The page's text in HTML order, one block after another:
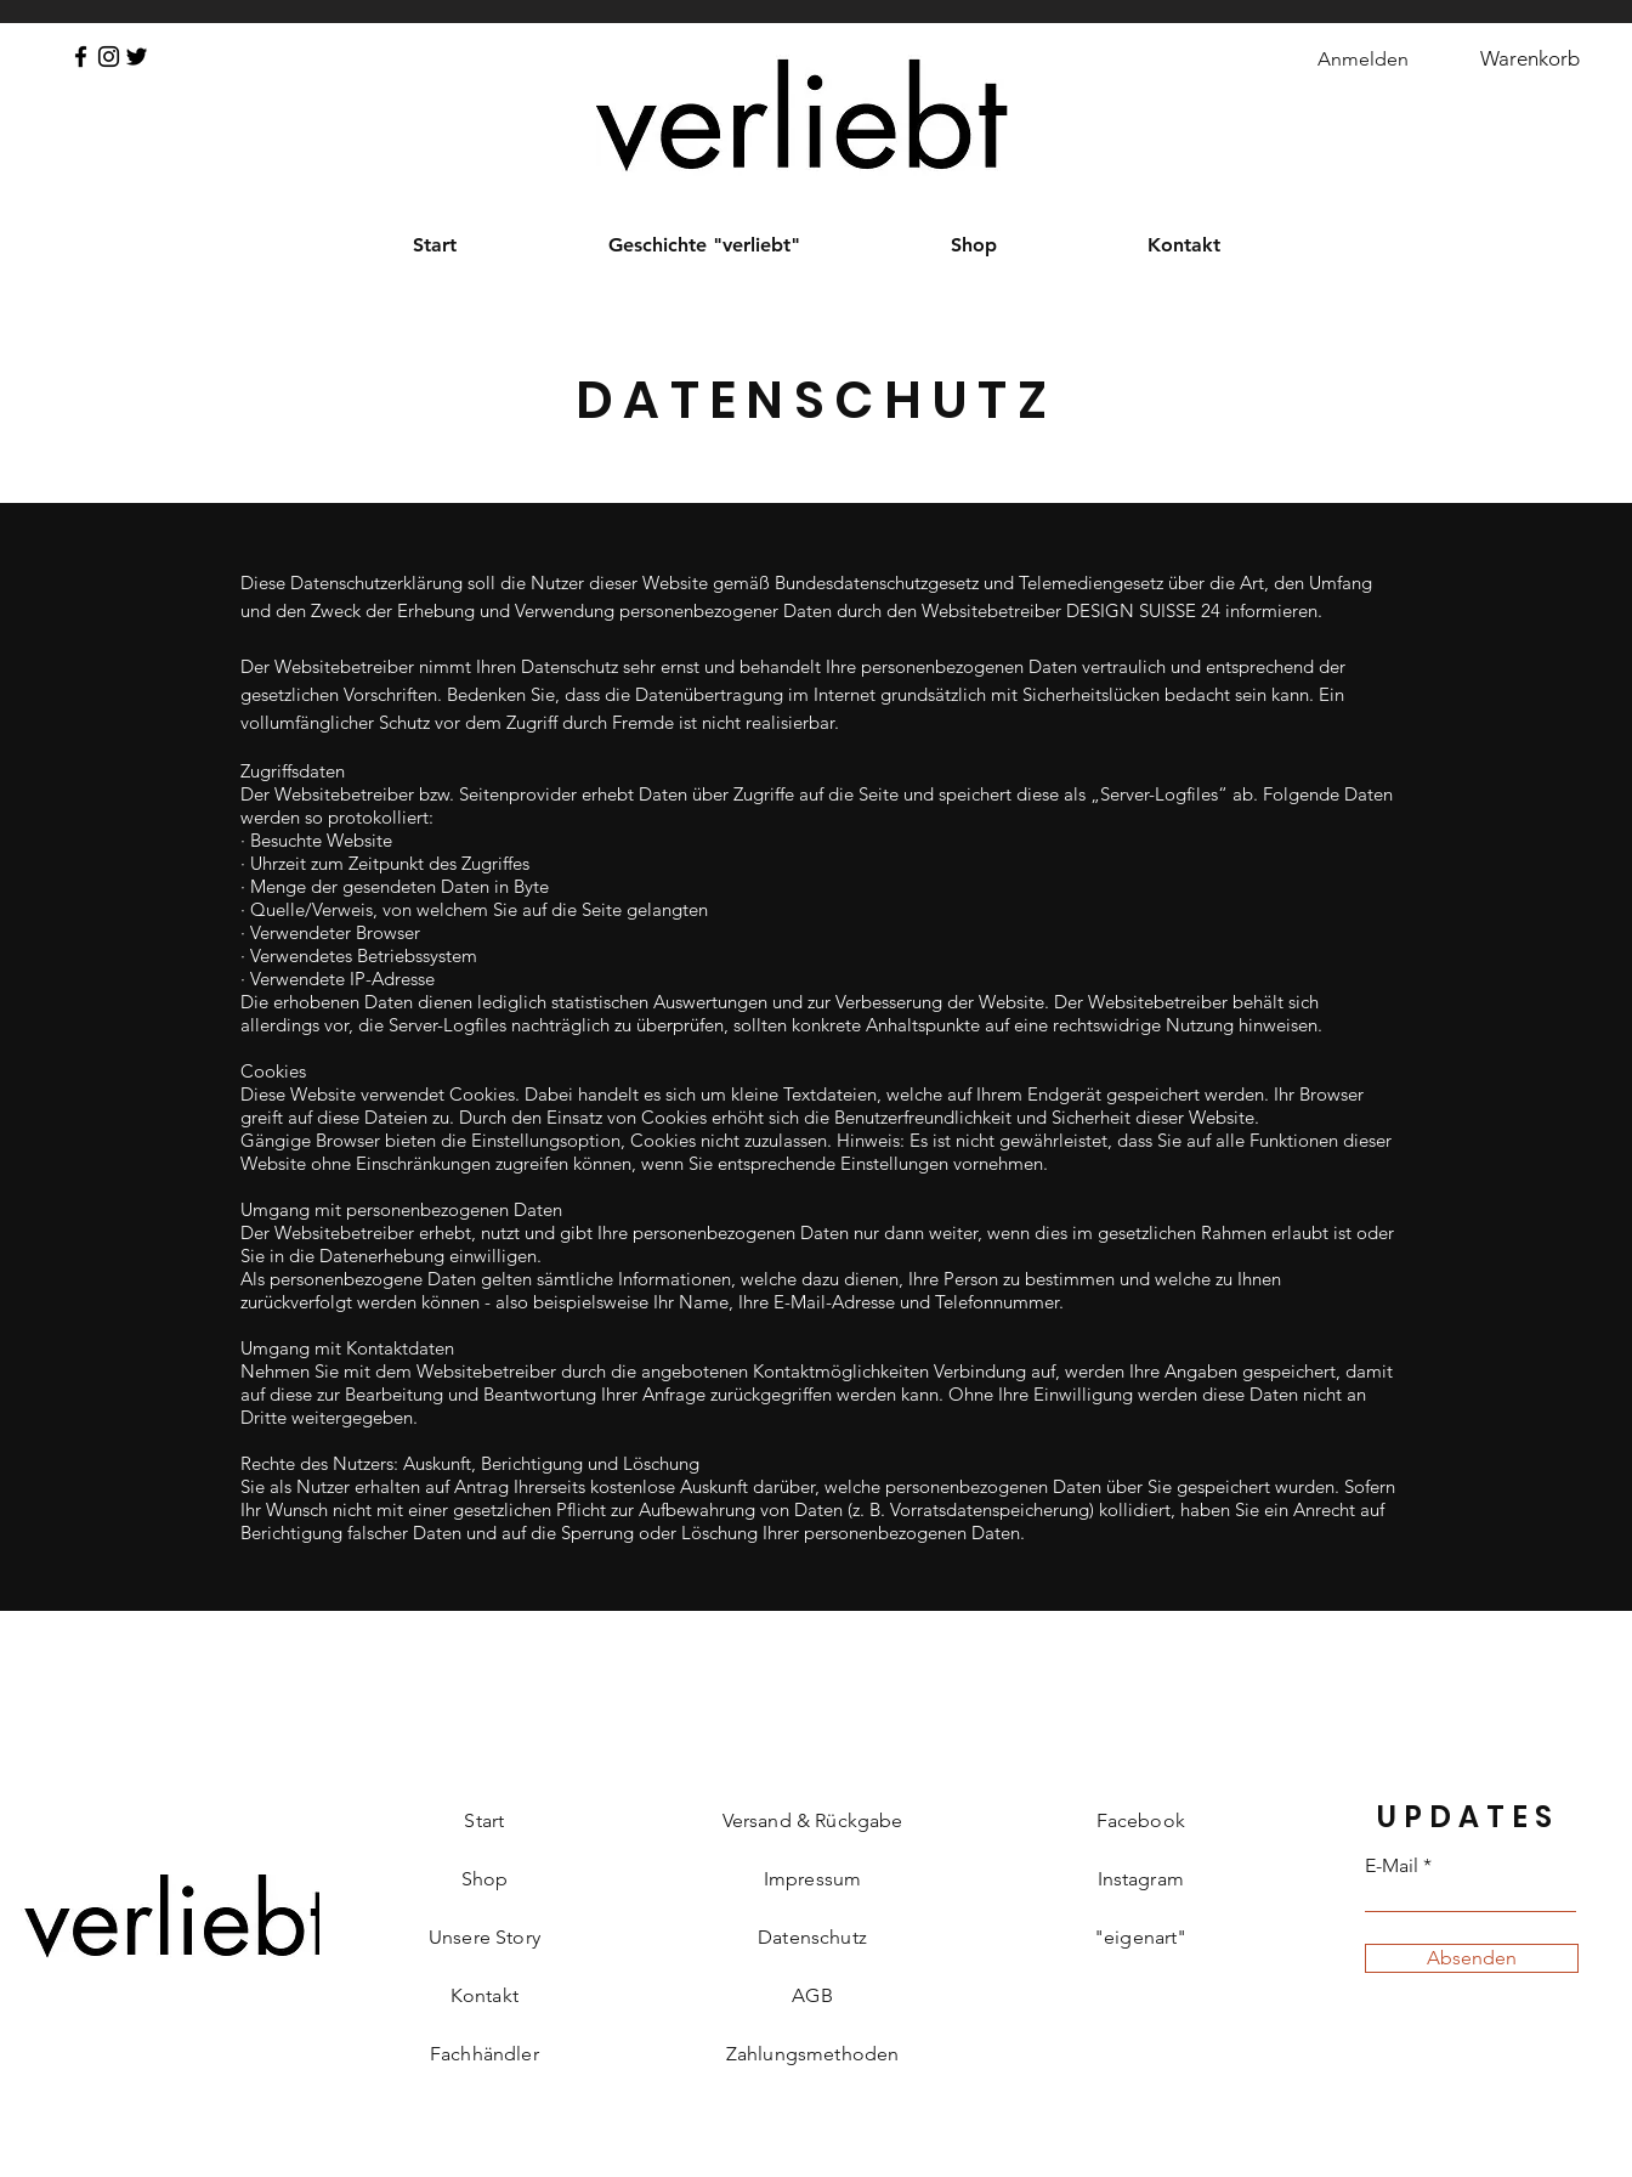
Warenkorb
Anmelden
Start Geschichte "verliebt" Shop Kontakt
DATENSCHUTZ
Diese Datenschutzerklärung soll die Nutzer dieser Website gemäß Bundesdatenschutzgesetz und Telemediengesetz über die Art, den Umfang
und den Zweck der Erhebung und Verwendung personenbezogener Daten durch den Websitebetreiber DESIGN SUISSE 24 informieren.
Der Websitebetreiber nimmt Ihren Datenschutz sehr ernst und behandelt Ihre personenbezogenen Daten vertraulich und entsprechend der
gesetzlichen Vorschriften. Bedenken Sie, dass die Datenübertragung im Internet grundsätzlich mit Sicherheitslücken bedacht sein kann. Ein
vollumfänglicher Schutz vor dem Zugriff durch Fremde ist nicht realisierbar.
Zugriffsdaten
Der Websitebetreiber bzw. Seitenprovider erhebt Daten über Zugriffe auf die Seite und speichert diese als „Server-Logfiles“ ab. Folgende Daten
werden so protokolliert:
· Besuchte Website
· Uhrzeit zum Zeitpunkt des Zugriffes
· Menge der gesendeten Daten in Byte
· Quelle/Verweis, von welchem Sie auf die Seite gelangten
· Verwendeter Browser
· Verwendetes Betriebssystem
· Verwendete IP-Adresse
Die erhobenen Daten dienen lediglich statistischen Auswertungen und zur Verbesserung der Website. Der Websitebetreiber behält sich
allerdings vor, die Server-Logfiles nachträglich zu überprüfen, sollten konkrete Anhaltspunkte auf eine rechtswidrige Nutzung hinweisen.
Cookies
Diese Website verwendet Cookies. Dabei handelt es sich um kleine Textdateien, welche auf Ihrem Endgerät gespeichert werden. Ihr Browser
greift auf diese Dateien zu. Durch den Einsatz von Cookies erhöht sich die Benutzerfreundlichkeit und Sicherheit dieser Website.
Gängige Browser bieten die Einstellungsoption, Cookies nicht zuzulassen. Hinweis: Es ist nicht gewährleistet, dass Sie auf alle Funktionen dieser
Website ohne Einschränkungen zugreifen können, wenn Sie entsprechende Einstellungen vornehmen.
Umgang mit personenbezogenen Daten
Der Websitebetreiber erhebt, nutzt und gibt Ihre personenbezogenen Daten nur dann weiter, wenn dies im gesetzlichen Rahmen erlaubt ist oder
Sie in die Datenerhebung einwilligen.
Als personenbezogene Daten gelten sämtliche Informationen, welche dazu dienen, Ihre Person zu bestimmen und welche zu Ihnen
zurückverfolgt werden können - also beispielsweise Ihr Name, Ihre E-Mail-Adresse und Telefonnummer.
Umgang mit Kontaktdaten
Nehmen Sie mit dem Websitebetreiber durch die angebotenen Kontaktmöglichkeiten Verbindung auf, werden Ihre Angaben gespeichert, damit
auf diese zur Bearbeitung und Beantwortung Ihrer Anfrage zurückgegriffen werden kann. Ohne Ihre Einwilligung werden diese Daten nicht an
Dritte weitergegeben.
Rechte des Nutzers: Auskunft, Berichtigung und Löschung
Sie als Nutzer erhalten auf Antrag Ihrerseits kostenlose Auskunft darüber, welche personenbezogenen Daten über Sie gespeichert wurden. Sofern
Ihr Wunsch nicht mit einer gesetzlichen Pflicht zur Aufbewahrung von Daten (z. B. Vorratsdatenspeicherung) kollidiert, haben Sie ein Anrecht auf
Berichtigung falscher Daten und auf die Sperrung oder Löschung Ihrer personenbezogenen Daten.
Start
Shop
Unsere Story
Kontakt
Fachhändler
Versand & Rückgabe
Impressum
Datenschutz
AGB
Zahlungsmethoden
Facebook
Instagram
"eigenart"
UPDATES
E-Mail
Absenden